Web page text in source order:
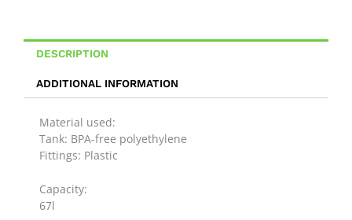
DESCRIPTION
ADDITIONAL INFORMATION
Material used:
Tank: BPA-free polyethylene
Fittings: Plastic
Capacity:
67l